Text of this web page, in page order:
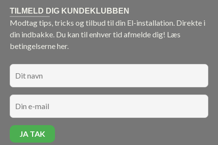
TILMELD DIG KUNDEKLUBBEN
Modtag tips, tricks og tilbud til din El-installation. Direkte i
din indbakke. Du kan til enhver tid afmelde dig! Læs
betingelserne her.